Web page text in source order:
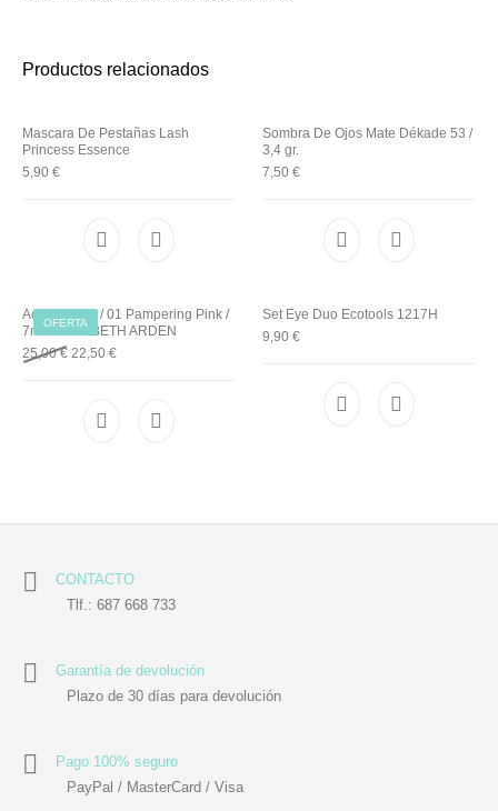
Productos relacionados
Mascara De Pestañas Lash
Princess Essence
5,90€
Sombra De Ojos Mate Dékade 53 /
3,4 gr.
7,50 €
OFERTA
Aceite labial / 01 Pampering Pink /
7ml / ELIZABETH ARDEN
25,00€ 22,50€
Set Eye Duo Ecotools 1217H
9,90 €
CONTACTO
Tlf.: 687 668 733
Garantía de devolución
Plazo de 30 días para devolución
Pago 100% seguro
PayPal / MasterCard / Visa